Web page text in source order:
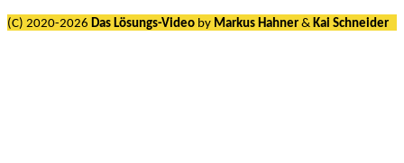
(C) 2020-2026 Das Lösungs-Video by Markus Hahner & Kai Schneider